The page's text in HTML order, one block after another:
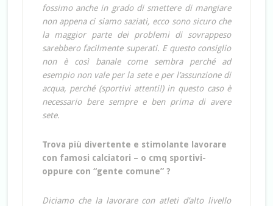
fossimo anche in grado di smettere di mangiare
non appena ci siamo saziati, ecco sono sicuro che
la maggior parte dei problemi di sovrappeso
sarebbero facilmente superati. E questo consiglio
non è così banale come sembra perché ad
esempio non vale per la sete e per l’assunzione di
acqua, perché (sportivi attenti!) in questo caso è
necessario bere sempre e ben prima di avere
sete.
Trova più divertente e stimolante lavorare
con famosi calciatori – o cmq sportivi-
oppure con “gente comune” ?
Diciamo che la lavorare con atleti d’alto livello